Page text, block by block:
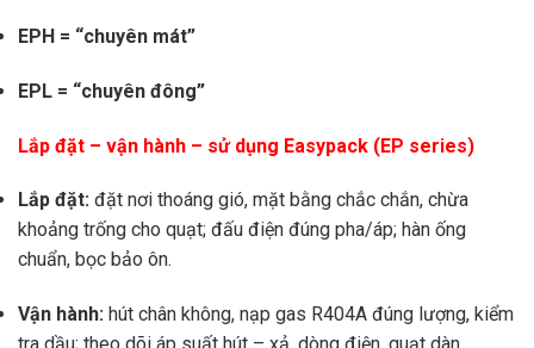
EPH = “chuyên mát”
EPL = “chuyên đông”
Lắp đặt – vận hành – sử dụng Easypack (EP series)
Lắp đặt: đặt nơi thoáng gió, mặt bằng chắc chắn, chừa
khoảng trống cho quạt; đấu điện đúng pha/áp; hàn ống
chuẩn, bọc bảo ôn.
Vận hành: hút chân không, nạp gas R404A đúng lượng, kiểm